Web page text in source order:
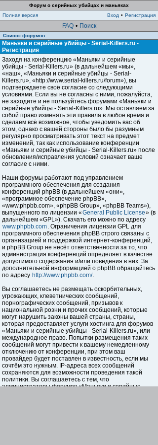
Форум о серийных убийцах и маньяках
Полная версия
Вход • Регистрация
FAQ • Поиск
Список форумов
Маньяки и серийные убийцы - Serial-Killers.ru -
Регистрация
Заходя на конференцию «Маньяки и серийные
убийцы - Serial-Killers.ru» (в дальнейшем «мы»,
«наш», «Маньяки и серийные убийцы - Serial-
Killers.ru», «http://www.serial-killers.ru/forum»), вы
подтверждаете своё согласие со следующими
условиями. Если вы не согласны с ними, пожалуйста,
не заходите и не пользуйтесь форумами «Маньяки и
серийные убийцы - Serial-Killers.ru». Мы оставляем за
собой право изменять эти правила в любое время и
сделаем всё возможное, чтобы уведомить вас об
этом, однако с вашей стороны было бы разумным
регулярно просматривать этот текст на предмет
изменений, так как использование конференции
«Маньяки и серийные убийцы - Serial-Killers.ru» после
обновления/исправления условий означает ваше
согласие с ними.
Наши форумы работают под управлением
программного обеспечения для создания
конференций phpBB (в дальнейшем «они»,
«программное обеспечение phpBB»,
«www.phpbb.com», «phpBB Group», «phpBB Teams»),
выпущенного по лицензии «General Public License» (в
дальнейшем «GPL»). Скачать его можно по адресу
www.phpbb.com. Ограничения лицензии GPL для
программного обеспечения phpBB строго связаны с
организацией и поддержкой интернет-конференций,
и phpBB Group не несёт ответственности за то, что
администрация конференций определяет в качестве
допустимого содержания и/или поведения в них. За
дополнительной информацией о phpBB обращайтесь
по адресу http://www.phpbb.com/.
Вы соглашаетесь не размещать оскорбительных,
угрожающих, клеветнических сообщений,
порнографических сообщений, призывов к
национальной розни и прочих сообщений, которые
могут нарушить законы вашей страны, страны,
которая предоставляет услуги хостинга для форумов
«Маньяки и серийные убийцы - Serial-Killers.ru», или
международное право. Попытки размещения таких
сообщений могут привести к вашему немедленному
отключению от конференции, при этом ваш
провайдер будет поставлен в известность, если мы
сочтём это нужным. IP-адреса всех сообщений
сохраняются для возможности проведения такой
политики. Вы соглашаетесь с тем, что
администраторы форумов «Маньяки и серийные